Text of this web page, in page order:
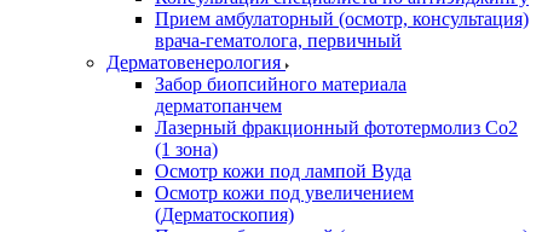
Прием амбулаторный (осмотр, консультация)
врача-гематолога, первичный
Дерматовенерология
Забор биопсийного материала
дерматопанчем
Лазерный фракционный фототермолиз Со2
(1 зона)
Осмотр кожи под лампой Вуда
Осмотр кожи под увеличением
(Дерматоскопия)